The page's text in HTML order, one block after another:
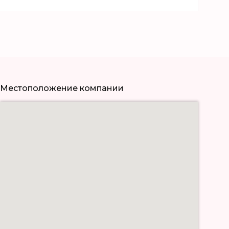
Местоположение компании